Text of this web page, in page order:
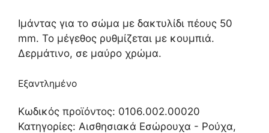
Ιμάντας για το σώμα με δακτυλίδι πέους 50
mm. Το μέγεθος ρυθμίζεται με κουμπιά.
Δερμάτινο, σε μαύρο χρώμα.
Εξαντλημένο
Κωδικός προϊόντος: 0106.002.00020
Κατηγορίες: Αισθησιακά Εσώρουχα - Ρούχα,